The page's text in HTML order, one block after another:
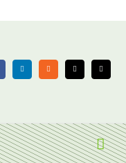
LinkedIn Rss X Email